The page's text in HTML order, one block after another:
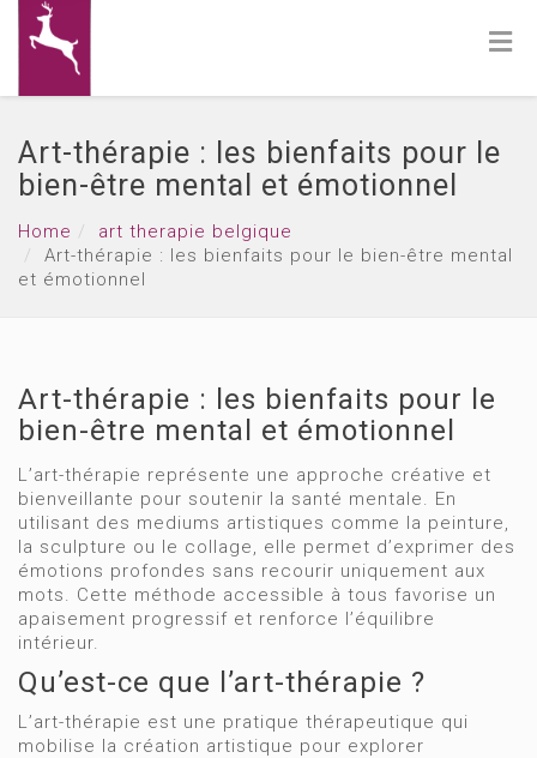
Art-thérapie : les bienfaits pour le
bien-être mental et émotionnel
Home
art therapie belgique
Art-thérapie : les bienfaits pour le bien-être mental
et émotionnel
Art-thérapie : les bienfaits pour le
bien-être mental et émotionnel
L’art-thérapie représente une approche créative et
bienveillante pour soutenir la santé mentale. En
utilisant des mediums artistiques comme la peinture,
la sculpture ou le collage, elle permet d’exprimer des
émotions profondes sans recourir uniquement aux
mots. Cette méthode accessible à tous favorise un
apaisement progressif et renforce l’équilibre
intérieur.
Qu’est-ce que l’art-thérapie ?
L’art-thérapie est une pratique thérapeutique qui
mobilise la création artistique pour explorer